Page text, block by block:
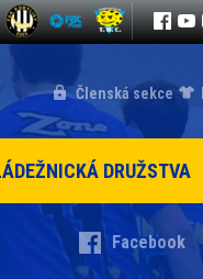
Členská sekce
DRUŽSTVA
Facebook